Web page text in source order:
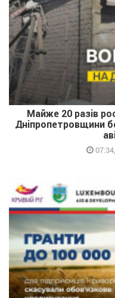
Майже 20 разів
Дніпропетровщини